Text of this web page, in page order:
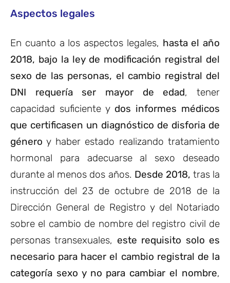
Aspectos legales
En cuanto a los aspectos legales, hasta el año
2018, bajo la ley de modificación registral del
sexo de las personas, el cambio registral del
DNI requería ser mayor de edad, tener
capacidad suficiente y dos informes médicos
que certificasen un diagnóstico de disforia de
género y haber estado realizando tratamiento
hormonal para adecuarse al sexo deseado
durante al menos dos años. Desde 2018, tras la
instrucción del 23 de octubre de 2018 de la
Dirección General de Registro y del Notariado
sobre el cambio de nombre del registro civil de
personas transexuales, este requisito solo es
necesario para hacer el cambio registral de la
categoría sexo y no para cambiar el nombre,